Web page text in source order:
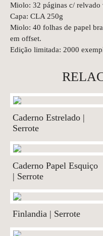
Miolo: 32 páginas c/ relvado
Capa: CLA 250g
Miolo: 40 folhas de papel
em offset.
Edição limitada: 2000
Caderno Estrelado |
Serrote
Caderno Papel Esquiço
| Serrote
Finlandia | Serrote